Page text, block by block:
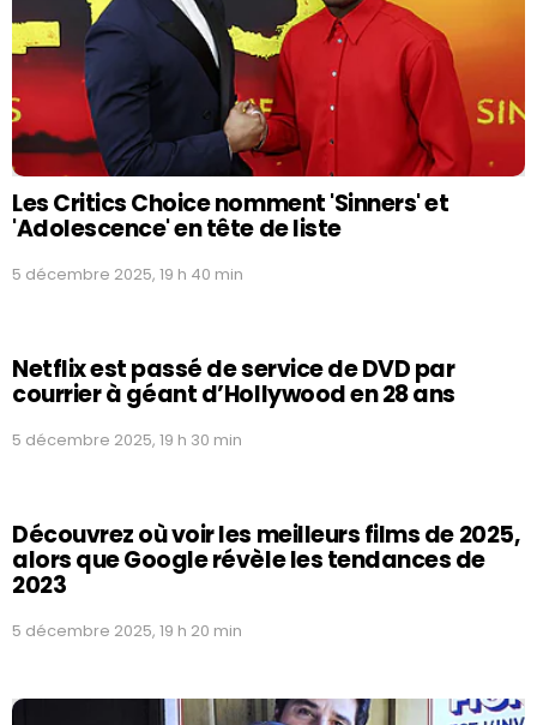
Les Critics Choice nomment 'Sinners' et
'Adolescence' en tête de liste
5 décembre 2025, 19 h 40 min
Netflix est passé de service de DVD par
courrier à géant d’Hollywood en 28 ans
5 décembre 2025, 19 h 30 min
Découvrez où voir les meilleurs films de 2025,
alors que Google révèle les tendances de
2023
5 décembre 2025, 19 h 20 min